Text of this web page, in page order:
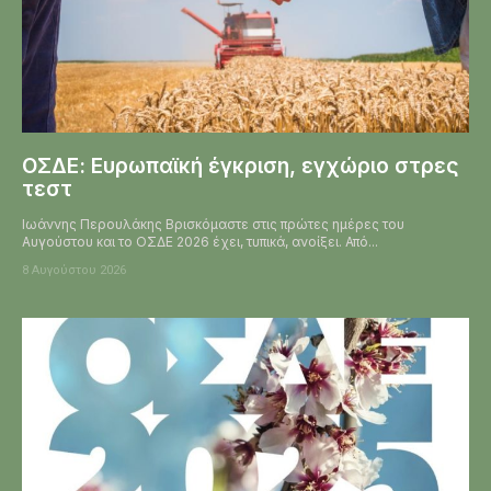
ΟΣΔΕ: Ευρωπαϊκή έγκριση, εγχώριο στρες
τεστ
Ιωάννης Περουλάκης Βρισκόμαστε στις πρώτες ημέρες του
Αυγούστου και το ΟΣΔΕ 2026 έχει, τυπικά, ανοίξει. Από...
8 Αυγούστου 2026